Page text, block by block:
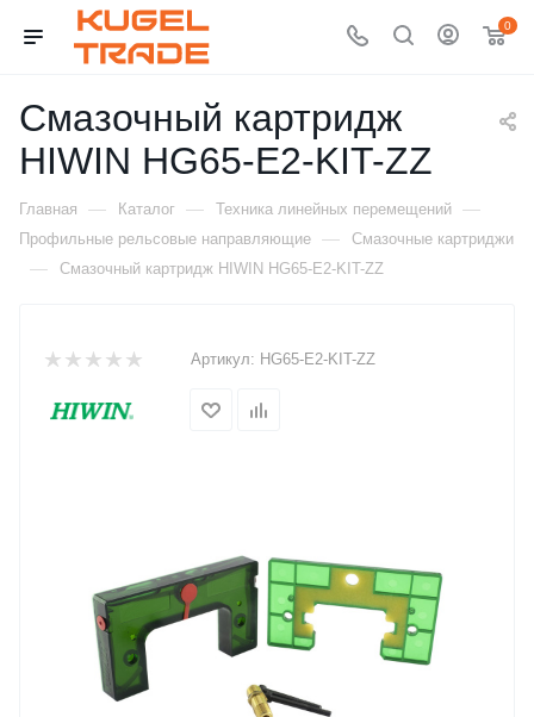
0
Смазочный картридж
HIWIN HG65-E2-KIT-ZZ
Главная — Каталог — Техника линейных перемещений —
Профильные рельсовые направляющие — Смазочные картриджи
— Смазочный картридж HIWIN HG65-E2-KIT-ZZ
Артикул: HG65-E2-KIT-ZZ